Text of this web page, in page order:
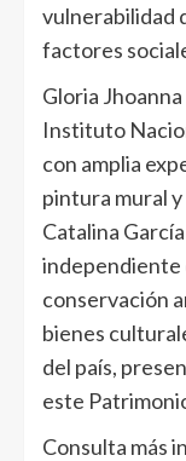
vulnerabilidad
factores
Gloria
Instituto
con amplia
pintura mural y
Catalina
independiente
conservación
bienes
del país,
este
Consulta más